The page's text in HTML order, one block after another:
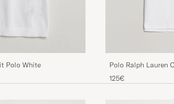
Polo White
Polo Ralph Lauren
125€